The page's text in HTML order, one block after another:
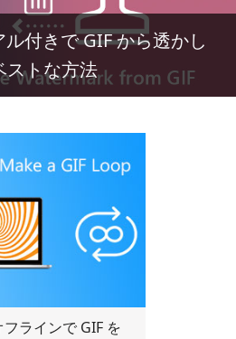
付きで GIF から透かし
ストな方法
ラインで GIF を